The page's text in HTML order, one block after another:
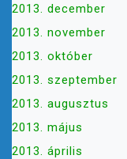
2013. december
2013. november
2013. október
2013. szeptember
2013. augusztus
2013. május
2013. április